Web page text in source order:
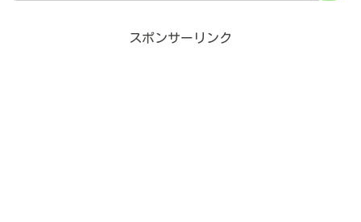
スポンサーリンク